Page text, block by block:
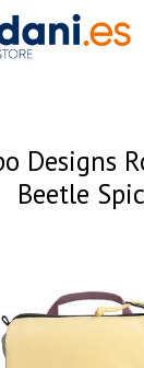
Designs
Beetle